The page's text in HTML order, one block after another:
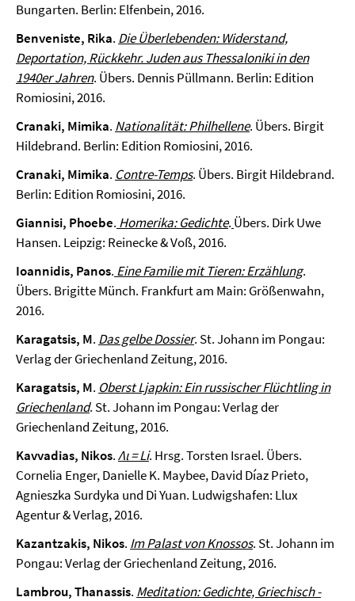
Bungarten. Berlin: Elfenbein, 2016.
Benveniste, Rika. Die Überlebenden: Widerstand,
Deportation, Rückkehr. Juden aus Thessaloniki in den
1940er Jahren. Übers. Dennis Püllmann. Berlin: Edition
Romiosini, 2016.
Cranaki, Mimika. Nationalität: Philhellene. Übers. Birgit
Hildebrand. Berlin: Edition Romiosini, 2016.
Cranaki, Mimika. Contre-Temps. Übers. Birgit Hildebrand.
Berlin: Edition Romiosini, 2016.
Giannisi, Phoebe. Homerika: Gedichte. Übers. Dirk Uwe
Hansen. Leipzig: Reinecke & Voß, 2016.
Ioannidis, Panos. Eine Familie mit Tieren: Erzählung.
Übers. Brigitte Münch. Frankfurt am Main: Größenwahn,
2016.
Karagatsis, M. Das gelbe Dossier. St. Johann im Pongau:
Verlag der Griechenland Zeitung, 2016.
Karagatsis, M. Oberst Ljapkin: Ein russischer Flüchtling in
Griechenland. St. Johann im Pongau: Verlag der
Griechenland Zeitung, 2016.
Kavvadias, Nikos.Λι = Li. Hrsg. Torsten Israel. Übers.
Cornelia Enger, Danielle K. Maybee, David Díaz Prieto,
Agnieszka Surdyka und Di Yuan. Ludwigshafen: Llux
Agentur & Verlag, 2016.
Kazantzakis, Nikos. Im Palast von Knossos. St. Johann im
Pongau: Verlag der Griechenland Zeitung, 2016.
Lambrou, Thanassis. Meditation: Gedichte, Griechisch -